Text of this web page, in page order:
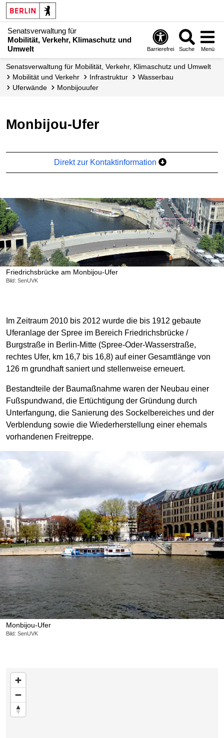
Senatsverwaltung für
Mobilität, Verkehr, Klimaschutz und
Umwelt
Barrierefrei Suche Menü
Senatsverwaltung für Mobilität, Verkehr, Klimaschutz und Umwelt
Mobilität und Verkehr
Infrastruktur
Wasserbau
Uferwände
Monbijouufer
Monbijou-Ufer
Direkt zur Kontaktinformation
Friedrichsbrücke am Monbijou-Ufer
Bild: SenUVK
Monbijou-Ufer
Bild: SenUVK
Im Zeitraum 2010 bis 2012 wurde die bis 1912 gebaute
Uferanlage der Spree im Bereich Friedrichsbrücke /
Burgstraße in Berlin-Mitte (Spree-Oder-Wasserstraße,
rechtes Ufer, km 16,7 bis 16,8) auf einer Gesamtlänge von
126 m grundhaft saniert und stellenweise erneuert.
Bestandteile der Baumaßnahme waren der Neubau einer
Fußspundwand, die Ertüchtigung der Gründung durch
Unterfangung, die Sanierung des Sockelbereiches und der
Verblendung sowie die Wiederherstellung einer ehemals
vorhandenen Freitreppe.
Karte überspringen